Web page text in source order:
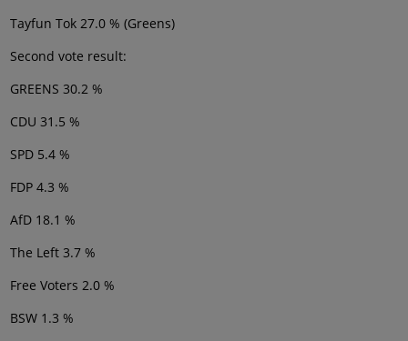
Tayfun Tok 27.0 % (Greens)
Second vote result:
GREENS 30.2 %
CDU 31.5 %
SPD 5.4 %
FDP 4.3 %
AfD 18.1 %
The Left 3.7 %
Free Voters 2.0 %
BSW 1.3 %